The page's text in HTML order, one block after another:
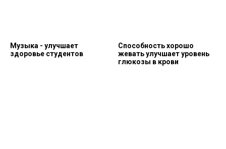
Музыка - улучшает
здоровье студентов
Способность хорошо
жевать улучшает уровень
глюкозы в крови